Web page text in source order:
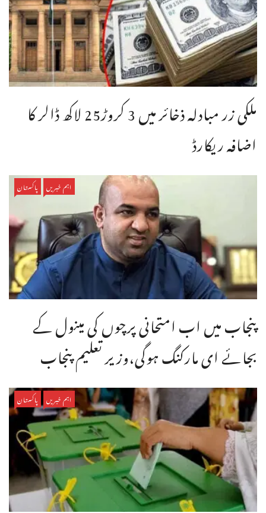
ملکی زر مبادلہ ذخائر میں 3 کروڑ25 لاکھ ڈالر کا
اضافہ ریکارڈ
اہم خبریں پاکستان
پنجاب میں اب امتحانی پرچوں کی مینول کے
بجائے ای مارکنگ ہوگی،وزیر تعلیم پنجاب
اہم خبریں پاکستان